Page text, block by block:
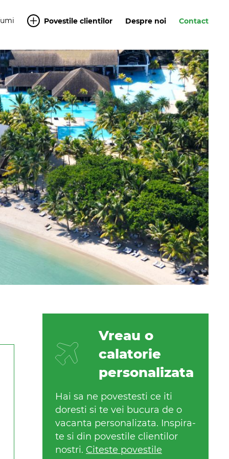
Povestile clientilor Despre noi Contact
Vreau o
calatorie
personalizata
Hai sa ne povestesti ce iti
doresti si te vei bucura de o
vacanta personalizata. Inspira-
te si din povestile clientilor
nostri. Citeste povestile